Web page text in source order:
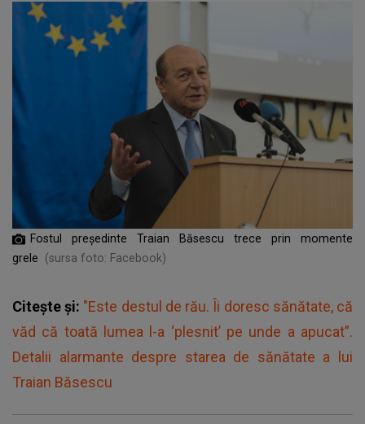
Fostul președinte Traian Băsescu trece prin momente
grele
(sursa foto: Facebook)
Citește și: "Este destul de rău. Îi doresc sănătate, că
văd că toată lumea l-a ‘plesnit’ pe unde a apucat”.
Detalii alarmante despre starea de sănătate a lui
Traian Băsescu